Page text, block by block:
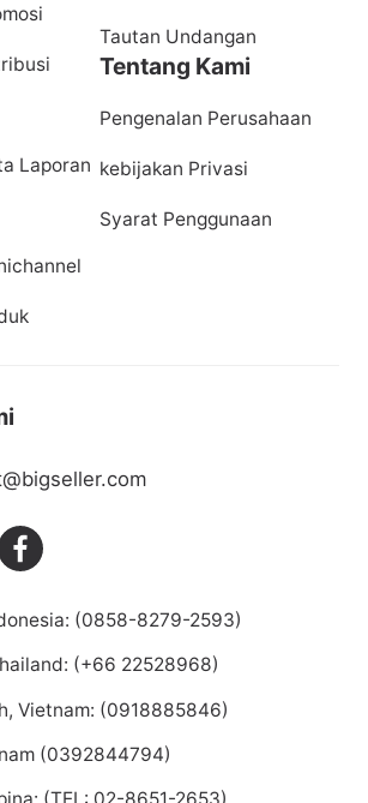
Laporan
Tautan Undangan
Tentang Kami
Pengenalan Perusahaan
kebijakan Privasi
Syarat Penggunaan
(0858-8279-2593)
(+66 22528968)
Vietnam: (0918885846)
(0392844794)